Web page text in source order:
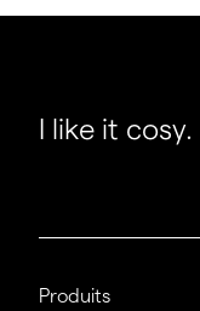
I like it cosy.
Produits